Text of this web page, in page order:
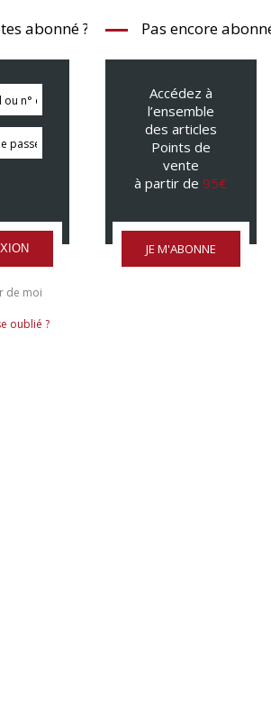
abonné ?
de moi
oublié ?
Pas encore
Accédez à
l’ensemble
des articles
Points de
vente
à partir de 95€
JE M'ABONNE